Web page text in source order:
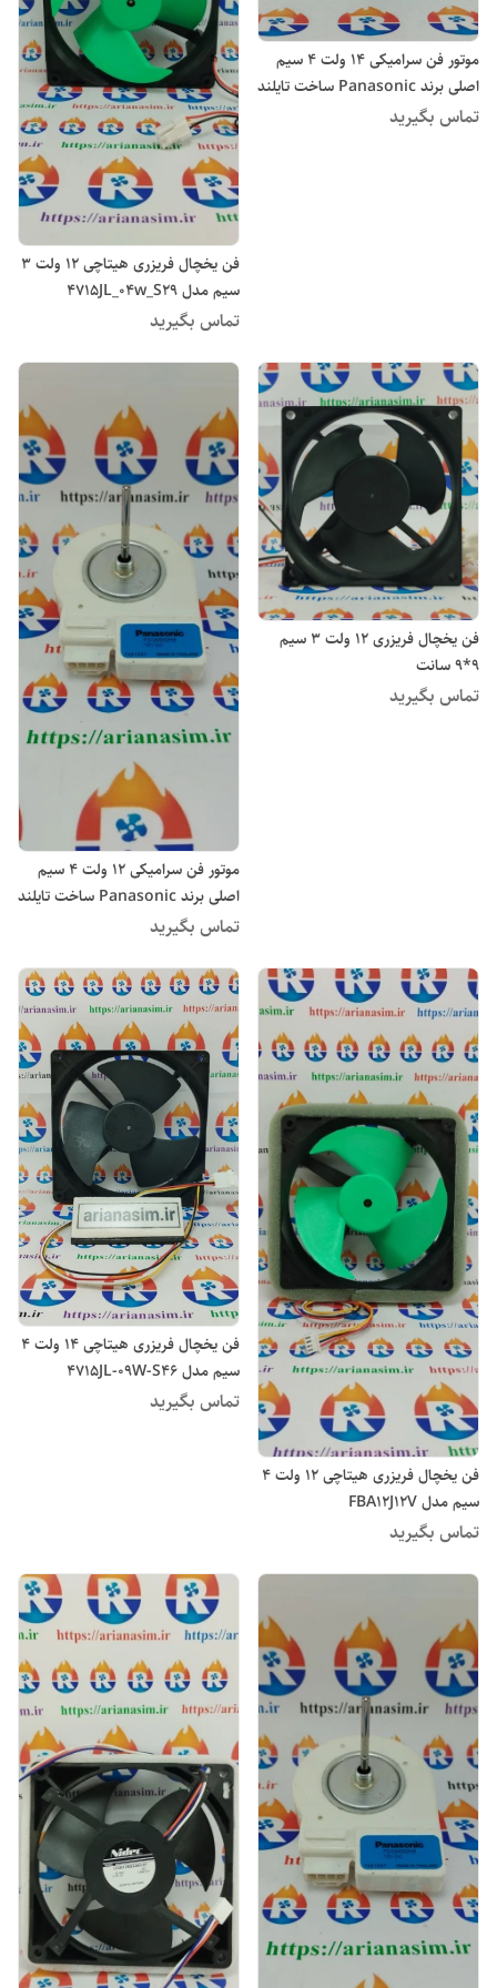
موتور فن سرامیکی ۱4 ولت ۴ سیم
اصلی برند Panasonic ساخت تایلند
تماس بگیرید
فن یخچال فریزری هیتاچی ۱۲ ولت 3
سیم مدل 4715JL_04w_S29
تماس بگیرید
فن یخچال فریزری ۱۲ ولت 3 سیم
9*9 سانت
تماس بگیرید
موتور فن سرامیکی ۱۲ ولت ۴ سیم
اصلی برند Panasonic ساخت تایلند
مدل FDQM002H6
تماس بگیرید
فن یخچال فریزری هیتاچی ۱۲ ولت 4
سیم مدل FBA12J12V
تماس بگیرید
فن یخچال فریزری هیتاچی ۱۴ ولت 4
سیم مدل 4715JL-09W-S46
تماس بگیرید